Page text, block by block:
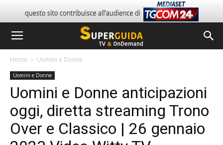
Home Uomini e Donne
Uomini e Donne
Uomini e Donne anticipazioni
oggi, diretta streaming Trono
Over e Classico | 26 gennaio